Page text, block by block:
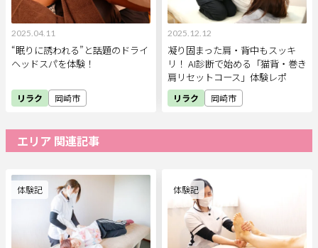
2025.04.11
“眠りに誘われる”と話題のドライ
ヘッドスパを体験！
リラク 岡崎市
2025.12.12
凝り固まった肩・背中もスッキ
リ！ AI診断で始める「猫背・巻き
肩リセットコース」体験レポ
リラク 岡崎市
エリア 関連記事
体験記 体験記